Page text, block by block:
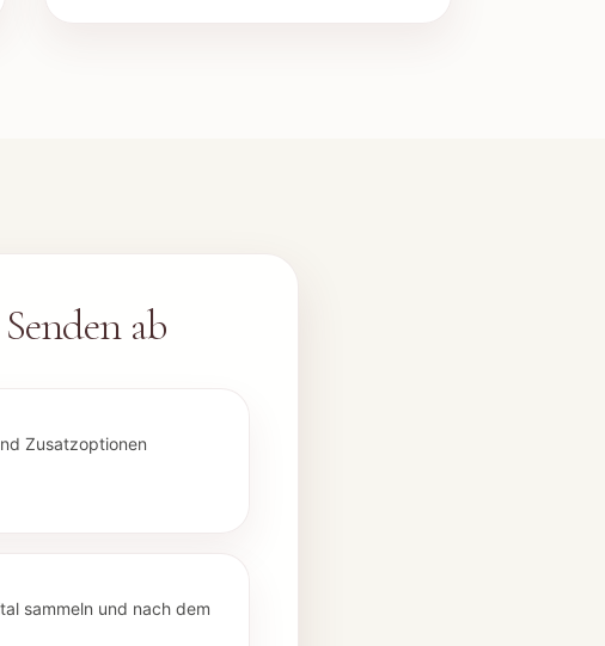
Sendenab
Zusatzoptionen
sammeln und nach dem